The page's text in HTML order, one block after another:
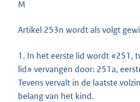
M
Artikel 253n wordt als volgt
1. In het eerste lid wordt «251,
lid» vervangen door: 251a,
Tevens vervalt in de laatste
belang van het kind.